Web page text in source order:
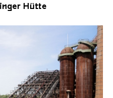
Hütte